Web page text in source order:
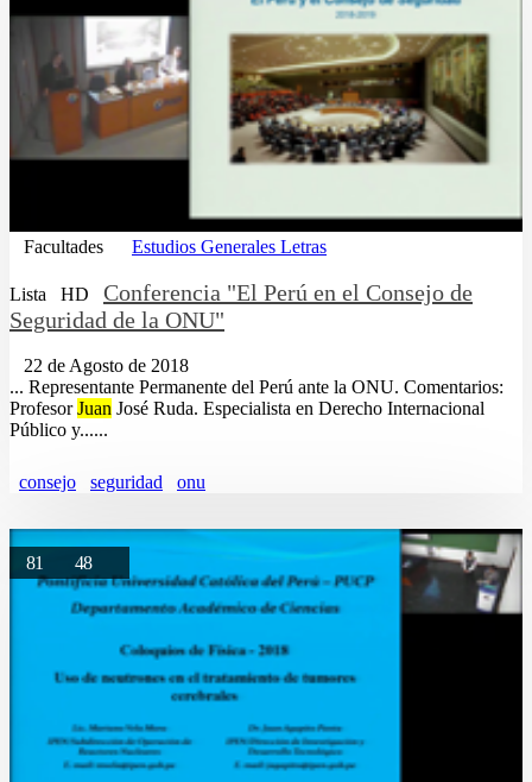
Facultades Estudios Generales Letras
Lista HD
Conferencia "El Perú en el Consejo de
Seguridad de la ONU"
22 de Agosto de 2018
... Representante Permanente del Perú ante la ONU. Comentarios:
ProfesorJuan José Ruda. Especialista en Derecho Internacional
Público y......
consejo seguridad onu
81 48